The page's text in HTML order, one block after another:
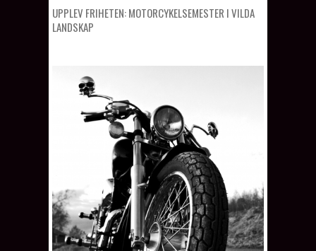
UPPLEV FRIHETEN: MOTORCYKELSEMESTER I VILDA
LANDSKAP